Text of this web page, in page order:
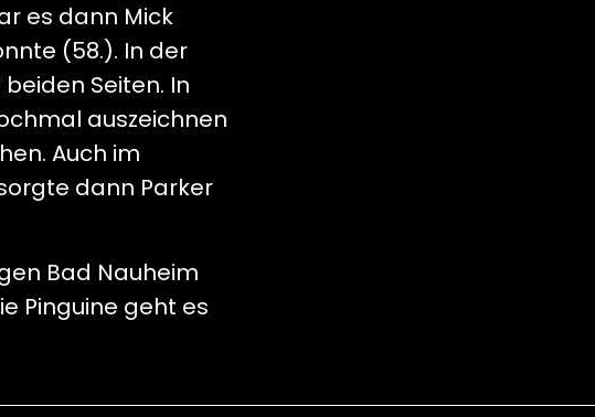
es dann Mick
(58.). In der
Seiten. In
auszeichnen
Auch im
dann Parker
Bad Nauheim
Pinguine geht es